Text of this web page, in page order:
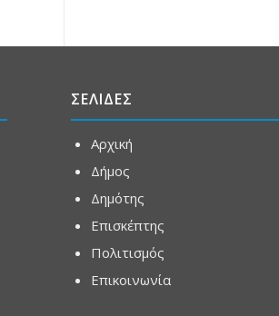
ΣΕΛΙΔΕΣ
Αρχική
Δήμος
Δημότης
Επισκέπτης
Πολιτισμός
Επικοινωνία